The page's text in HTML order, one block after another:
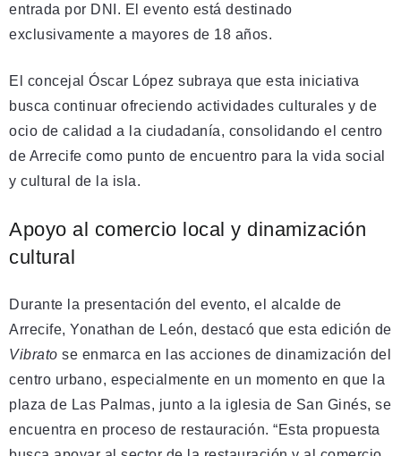
entrada por DNI. El evento está destinado
exclusivamente a mayores de 18 años.
El concejal Óscar López subraya que esta iniciativa
busca continuar ofreciendo actividades culturales y de
ocio de calidad a la ciudadanía, consolidando el centro
de Arrecife como punto de encuentro para la vida social
y cultural de la isla.
Apoyo al comercio local y dinamización
cultural
Durante la presentación del evento, el alcalde de
Arrecife, Yonathan de León, destacó que esta edición de
Vibrato se enmarca en las acciones de dinamización del
centro urbano, especialmente en un momento en que la
plaza de Las Palmas, junto a la iglesia de San Ginés, se
encuentra en proceso de restauración. “Esta propuesta